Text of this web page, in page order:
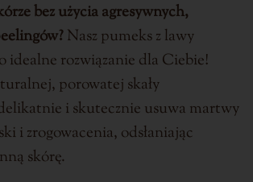
bez użycia agresywnych,
Nasz pumeks z lawy
idealne rozwiązanie dla Ciebie!
porowatej skały
i skutecznie usuwa martwy
i zrogowacenia, odsłaniając
skórę.